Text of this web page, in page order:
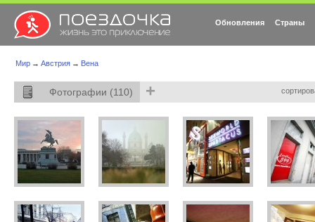
Обновления Страны
Мир → Австрия → Вена
Фотографии (110) +